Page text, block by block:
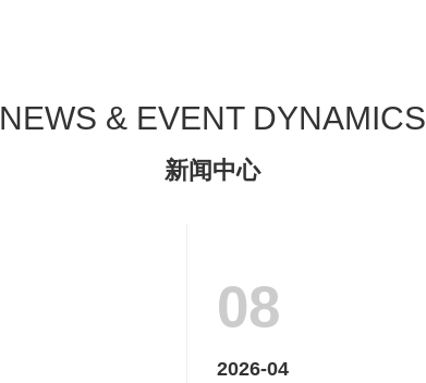
NEWS & EVENT DYNAMICS
新闻中心
08
2026-04